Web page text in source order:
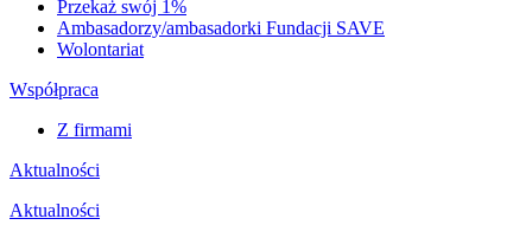
Przekaż swój 1%
Ambasadorzy/ambasadorki Fundacji SAVE
Wolontariat
Współpraca
Z firmami
Aktualności
Aktualności